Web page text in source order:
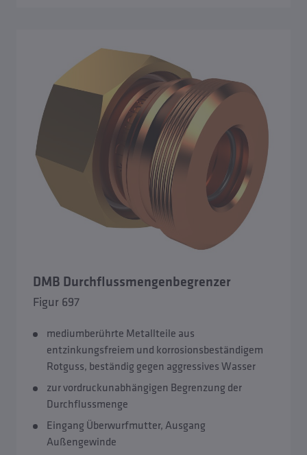
DMB Durchflussmengenbegrenzer
Figur 697
mediumberührte Metallteile aus
entzinkungsfreiem und korrosionsbeständigem
Rotguss, beständig gegen aggressives Wasser
zur vordruckunabhängigen Begrenzung der
Durchflussmenge
Eingang Überwurfmutter, Ausgang
Außengewinde